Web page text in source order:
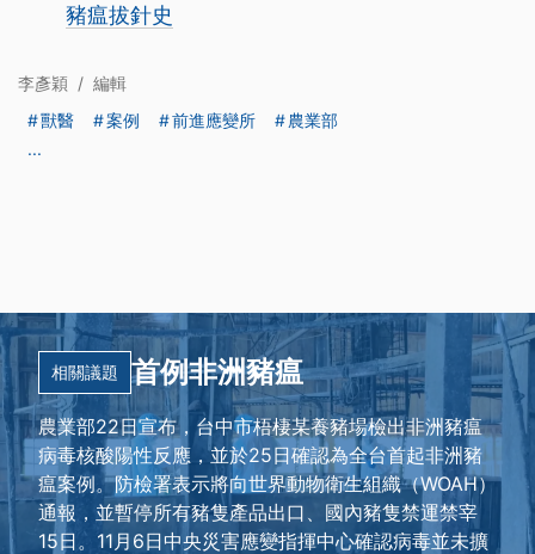
豬瘟拔針史
李彥穎 / 編輯
獸醫
案例 前進應變所
農業部
...
相關議題 首例非洲豬瘟
農業部22日宣布，台中市梧棲某養豬場檢出非洲豬瘟
病毒核酸陽性反應，並於25日確認為全台首起非洲豬
瘟案例。防檢署表示將向世界動物衛生組織（WOAH）
通報，並暫停所有豬隻產品出口、國內豬隻禁運禁宰
15日。11月6日中央災害應變指揮中心確認病毒並未擴